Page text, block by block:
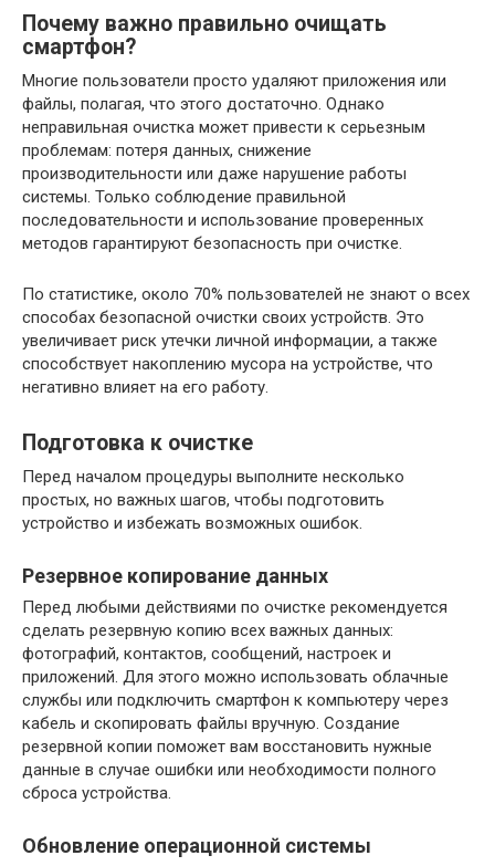
Почему важно правильно очищать
смартфон?
Многие пользователи просто удаляют приложения или
файлы, полагая, что этого достаточно. Однако
неправильная очистка может привести к серьезным
проблемам: потеря данных, снижение
производительности или даже нарушение работы
системы. Только соблюдение правильной
последовательности и использование проверенных
методов гарантируют безопасность при очистке.
По статистике, около 70% пользователей не знают о всех
способах безопасной очистки своих устройств. Это
увеличивает риск утечки личной информации, а также
способствует накоплению мусора на устройстве, что
негативно влияет на его работу.
Подготовка к очистке
Перед началом процедуры выполните несколько
простых, но важных шагов, чтобы подготовить
устройство и избежать возможных ошибок.
Резервное копирование данных
Перед любыми действиями по очистке рекомендуется
сделать резервную копию всех важных данных:
фотографий, контактов, сообщений, настроек и
приложений. Для этого можно использовать облачные
службы или подключить смартфон к компьютеру через
кабель и скопировать файлы вручную. Создание
резервной копии поможет вам восстановить нужные
данные в случае ошибки или необходимости полного
сброса устройства.
Обновление операционной системы